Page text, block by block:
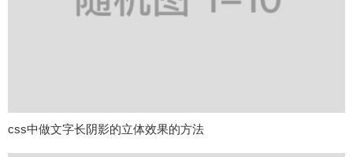
css中做文字长阴影的立体效果的方法